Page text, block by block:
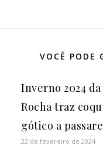
VOCÊ PODE
Inverno 2024
Rocha traz
gótico a
22 de fevereiro de 2024